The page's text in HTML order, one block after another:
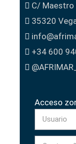
C/ Maestro
35320
+34 600
@AFRIMAR_
Acceso